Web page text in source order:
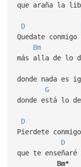
que araña la
D
Quedate
Bm
más alla de lo
donde nada es
G
donde está lo
D
Pierdete conmigo
D
que te enseñaré
Bm*